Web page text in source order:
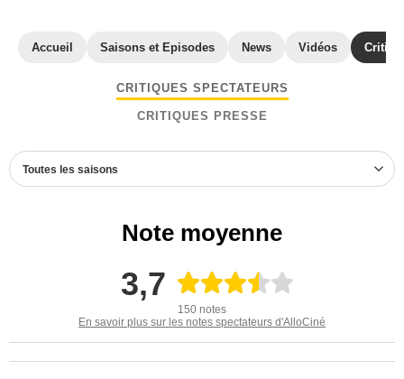
Accueil Saisons et Episodes News Vidéos
CRITIQUES SPECTATEURS
CRITIQUES PRESSE
Toutes les saisons
Note moyenne
3,7
150 notes
En savoir plus sur les notes spectateurs d'AlloCiné